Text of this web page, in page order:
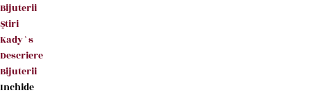
Bijuterii
Ştiri
Kady`s
Descriere
Bijuterii
Inchide